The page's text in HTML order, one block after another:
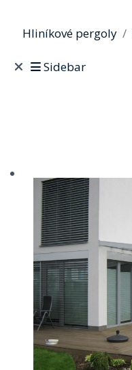
Hliníkové pergoly
Sidebar